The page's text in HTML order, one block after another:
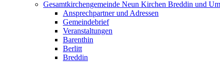
Gesamtkirchengemeinde Neun Kirchen Breddin und
Ansprechpartner und Adressen
Gemeindebrief
Veranstaltungen
Barenthin
Berlitt
Breddin